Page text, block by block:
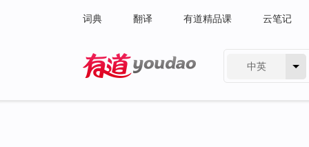
词典 翻译 有道精品课 云笔记
中英